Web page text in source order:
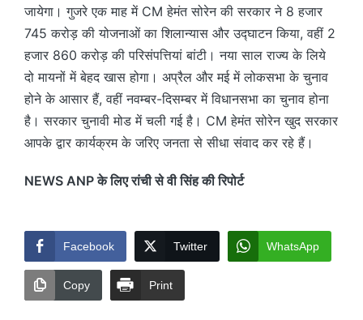
जायेगा। गुजरे एक माह में CM हेमंत सोरेन की सरकार ने 8 हजार
745 करोड़ की योजनाओं का शिलान्यास और उद्घाटन किया, वहीं 2
हजार 860 करोड़ की परिसंपत्तियां बांटी। नया साल राज्य के लिये
दो मायनों में बेहद खास होगा। अप्रैल और मई में लोकसभा के चुनाव
होने के आसार हैं, वहीं नवम्बर-दिसम्बर में विधानसभा का चुनाव होना
है। सरकार चुनावी मोड में चली गई है। CM हेमंत सोरेन खुद सरकार
आपके द्वार कार्यक्रम के जरिए जनता से सीधा संवाद कर रहे हैं।
NEWS ANP के लिए रांची से वी सिंह की रिपोर्ट
Facebook Twitter WhatsApp
Copy Print